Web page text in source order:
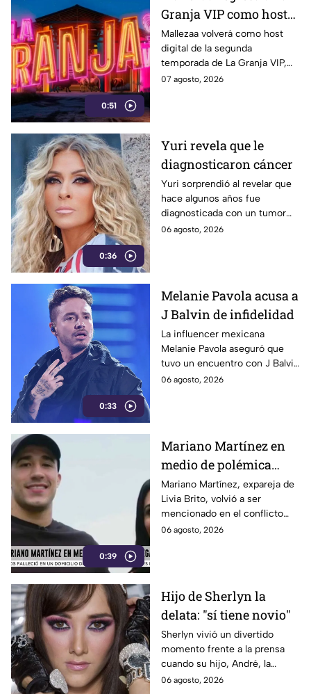
0:51
Granja VIP como host
digital
Mallezaa volverá como host
digital de la segunda
temporada de La Granja VIP,
donde compartirá entrevistas,
07 agosto, 2026
0:36
Yuri revela que le
diagnosticaron cáncer
Yuri sorprendió al revelar que
hace algunos años fue
diagnosticada con un tumor
cancerígeno, el cual fue
completo su forma de ver la
vida.
06 agosto, 2026
0:33
Melanie Pavola acusa a
J Balvin de infidelidad
La influencer mexicana
Melanie Pavola aseguró que
tuvo un encuentro con J Balvin
cuando el cantante ya
06 agosto, 2026
0:39
Mariano Martínez en
medio de polémica
legal
Mariano Martínez, expareja de
Livia Brito, volvió a ser
mencionado en el conflicto
legal que la actriz mantiene
06 agosto, 2026
Hijo de Sherlyn la
delata: "sí tiene novio"
Sherlyn vivió un divertido
momento frente a la prensa
cuando su hijo, André, la
balconeó al asegurar: “mi
06 agosto, 2026